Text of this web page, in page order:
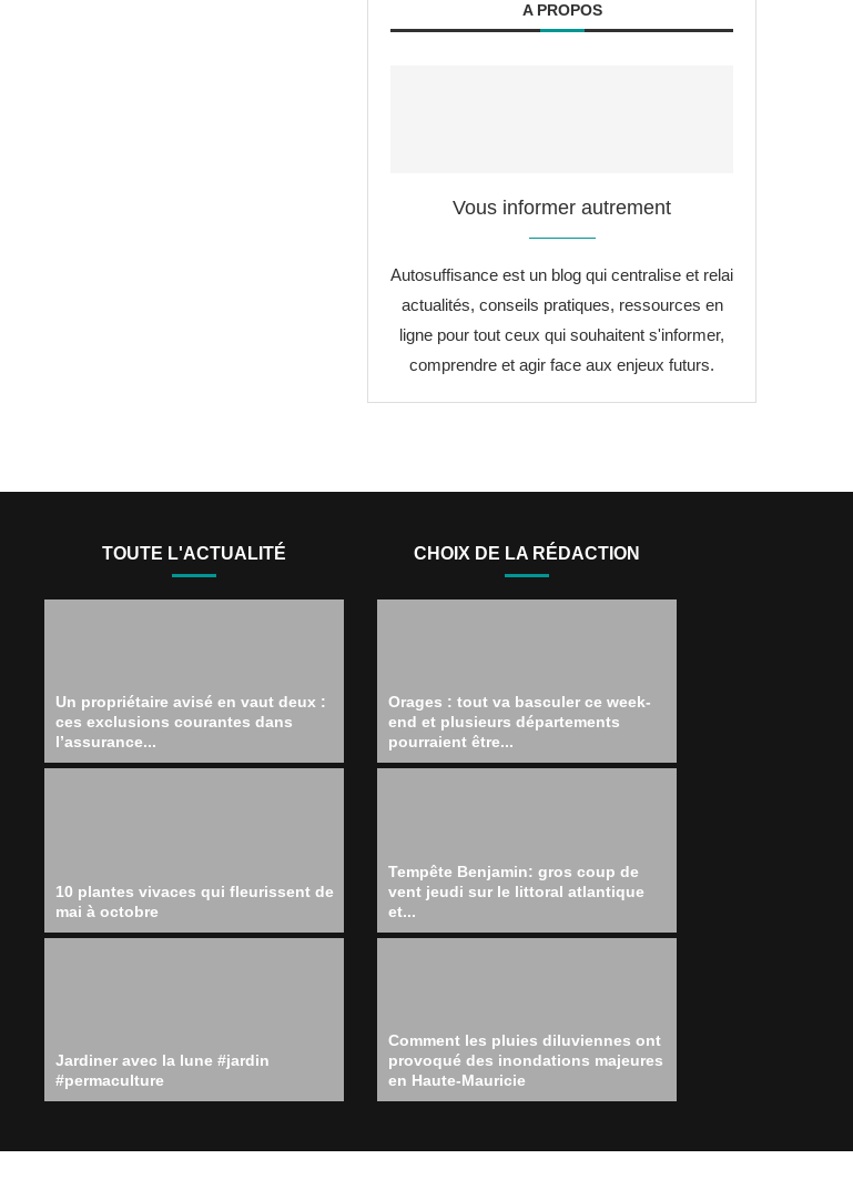
A PROPOS
Vous informer autrement
Autosuffisance est un blog qui centralise et relai
actualités, conseils pratiques, ressources en
ligne pour tout ceux qui souhaitent s'informer,
comprendre et agir face aux enjeux futurs.
TOUTE L'ACTUALITÉ
Un propriétaire avisé en vaut deux :
ces exclusions courantes dans
l’assurance...
10 plantes vivaces qui fleurissent de
mai à octobre
Jardiner avec la lune #jardin
#permaculture
CHOIX DE LA RÉDACTION
Orages : tout va basculer ce week-
end et plusieurs départements
pourraient être...
Tempête Benjamin: gros coup de
vent jeudi sur le littoral atlantique
et...
Comment les pluies diluviennes ont
provoqué des inondations majeures
en Haute-Mauricie